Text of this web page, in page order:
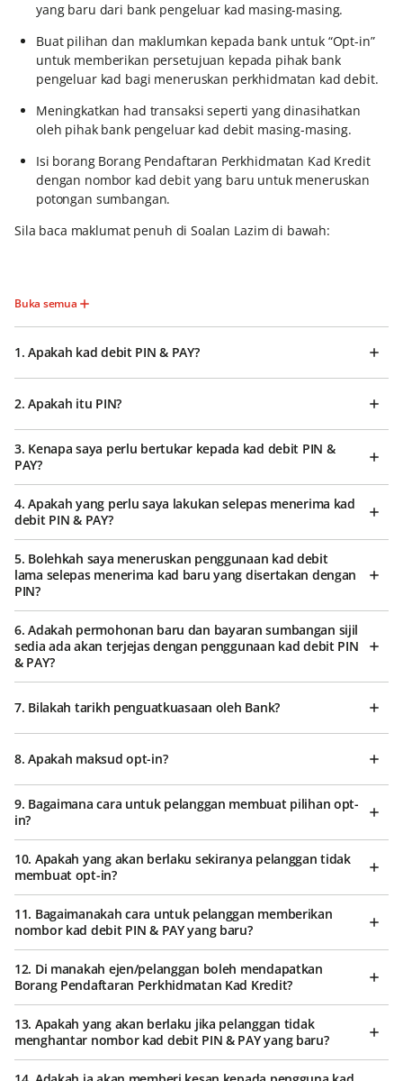
yang baru dari bank pengeluar kad masing-masing.
Buat pilihan dan maklumkan kepada bank untuk “Opt-in”
untuk memberikan persetujuan kepada pihak bank
pengeluar kad bagi meneruskan perkhidmatan kad debit.
Meningkatkan had transaksi seperti yang dinasihatkan
oleh pihak bank pengeluar kad debit masing-masing.
Isi borang Borang Pendaftaran Perkhidmatan Kad Kredit
dengan nombor kad debit yang baru untuk meneruskan
potongan sumbangan.
Sila baca maklumat penuh di Soalan Lazim di bawah:
Buka semua
1. Apakah kad debit PIN & PAY?
2. Apakah itu PIN?
3. Kenapa saya perlu bertukar kepada kad debit PIN &
PAY?
4. Apakah yang perlu saya lakukan selepas menerima kad
debit PIN & PAY?
5. Bolehkah saya meneruskan penggunaan kad debit
lama selepas menerima kad baru yang disertakan dengan
PIN?
6. Adakah permohonan baru dan bayaran sumbangan sijil
sedia ada akan terjejas dengan penggunaan kad debit PIN
& PAY?
7. Bilakah tarikh penguatkuasaan oleh Bank?
8. Apakah maksud opt-in?
9. Bagaimana cara untuk pelanggan membuat pilihan opt-
in?
10. Apakah yang akan berlaku sekiranya pelanggan tidak
membuat opt-in?
11. Bagaimanakah cara untuk pelanggan memberikan
nombor kad debit PIN & PAY yang baru?
12. Di manakah ejen/pelanggan boleh mendapatkan
Borang Pendaftaran Perkhidmatan Kad Kredit?
13. Apakah yang akan berlaku jika pelanggan tidak
menghantar nombor kad debit PIN & PAY yang baru?